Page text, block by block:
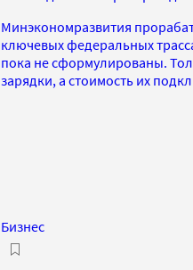
Минэкономразвития
ключевых федеральных
пока не сформулированы.
зарядки, а стоимость их
Бизнес